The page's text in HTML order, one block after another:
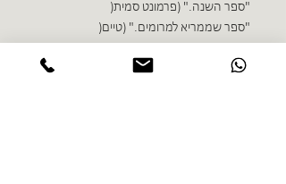
"ספר השנה." (פרמונט סמית(
"ספר שממריא למרומים." (טיים(